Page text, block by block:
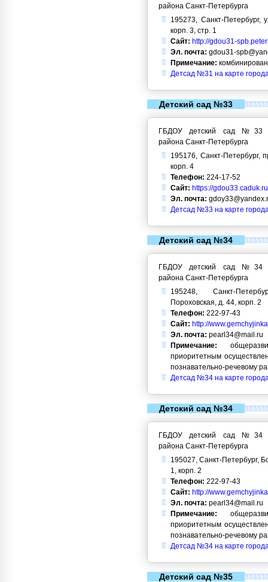
района Санкт-Петербурга
195273, Санкт-Петербург,
корп. 3, стр. 1
Сайт: http://gdou31-
Эл. почта: gdou31-
Примечание:
Детсад №31 на карте
Детский сад №33
ГБДОУ детский сад №33
района Санкт-Петербурга
195176, Санкт-Петербург,
корп. 4
Телефон: 224-17-52
Сайт: https://
Эл. почта:
Детсад №33 на карте
Детский сад №34
ГБДОУ детский сад №34
района Санкт-Петербурга
195248, Санкт-
Пороховская, д. 44, корп. 2
Телефон: 222-97-43
Сайт: http://
Эл. почта: pearl34@mail.ru
Примечание:
приоритетным
познавательно-речевому
Детсад №34 на карте
Детский сад №34
ГБДОУ детский сад №34
района Санкт-Петербурга
195027, Санкт-Петербург,
1, корп. 2
Телефон: 222-97-43
Сайт: http://
Эл. почта: pearl34@mail.ru
Примечание:
приоритетным
познавательно-речевому
Детсад №34 на карте
Детский сад №35